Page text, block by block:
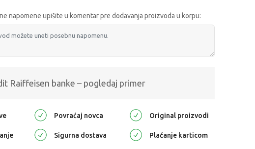
napomene upišite u komentar pre dodavanja proizvoda u korpu:
Raiffeisen banke – pogledaj primer
Povraćaj novca Original proizvodi
Sigurna dostava Plaćanje karticom